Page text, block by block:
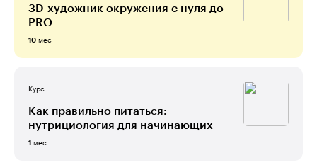
3D-художник окружения с нуля до
PRO
10 мес
Курс
Как правильно питаться:
нутрициология для начинающих
1 мес